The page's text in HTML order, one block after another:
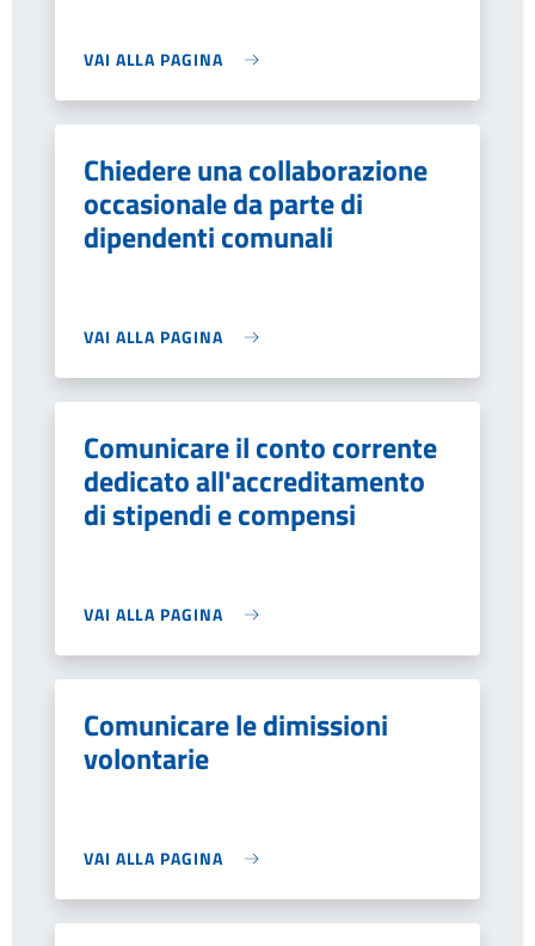
VAI ALLA PAGINA
Chiedere una collaborazione
occasionale da parte di
dipendenti comunali
VAI ALLA PAGINA
Comunicare il conto corrente
dedicato all'accreditamento
di stipendi e compensi
VAI ALLA PAGINA
Comunicare le dimissioni
volontarie
VAI ALLA PAGINA